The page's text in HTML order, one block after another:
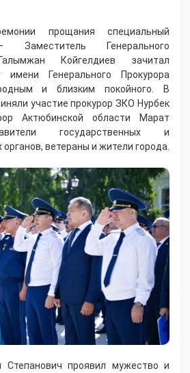
прощания специальный
Заместитель Генерального
Койгелдиев зачитал
имени Генерального Прокурора
и близким покойного. В
участие прокурор ЗКО Нурбек
Актюбинской области Марат
государственных и
ветераны и жители города.
проявил мужество и